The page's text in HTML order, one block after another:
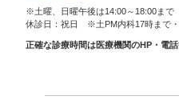
※土曜、日曜午後は14:00～18:00まで
休診日：祝日 ※土PM内科17時まで・
正確な診療時間は医療機関のHP・電